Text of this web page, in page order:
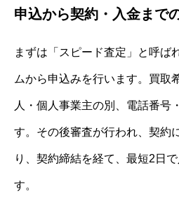
申込から契約・入金まで
まずは「スピード査定」と呼ば
ムから申込みを行います。買取
人・個人事業主の別、電話番号
す。その後審査が行われ、契約
り、契約締結を経て、最短2日
す。